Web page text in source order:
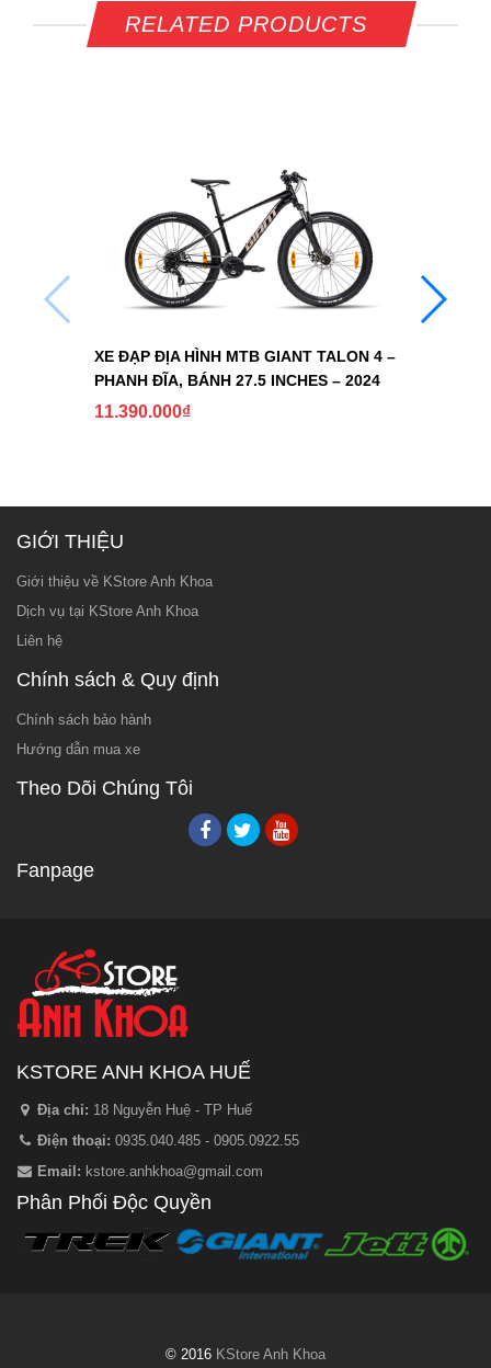
RELATED PRODUCTS
XE ĐẠP ĐỊA HÌNH MTB GIANT TALON 4 –
PHANH ĐĨA, BÁNH 27.5 INCHES – 2024
11.390.000₫
GIỚI THIỆU
Giới thiệu về KStore Anh Khoa
Dịch vụ tại KStore Anh Khoa
Liên hệ
Chính sách & Quy định
Chính sách bảo hành
Hướng dẫn mua xe
Theo Dõi Chúng Tôi
Fanpage
KSTORE ANH KHOA HUẾ
Địa chỉ: 18 Nguyễn Huệ - TP Huế
Điện thoại: 0935.040.485 - 0905.0922.55
Email: kstore.anhkhoa@gmail.com
Phân Phối Độc Quyền
© 2016 KStore Anh Khoa